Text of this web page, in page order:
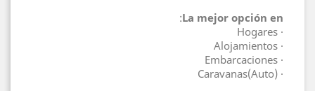
La mejor opción en
:
· Hogares
· Alojamientos
· Embarcaciones
· (Auto)Caravanas